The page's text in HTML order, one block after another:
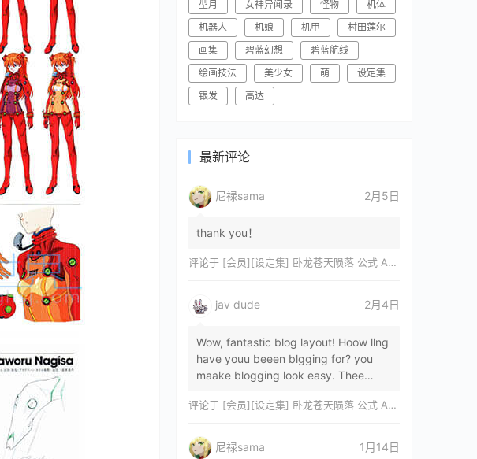
型月
女神异闻录 怪物
机体
机器人
机娘 机甲
村田莲尔
画集
碧蓝幻想
碧蓝航线
绘画技法
美少女 萌
设定集
银发
高达
最新评论
尼禄sama 2月5日
thank you！
评论于 [会员][设定集] 卧龙苍天陨落 公式 ARTWORKS[DL]
jav dude 2月4日
Wow, fantastic blog layout! Hoow llng
have youu beeen blgging for? you
maake blogging look easy. Thee
magnificent, let…
评论于 [会员][设定集] 卧龙苍天陨落 公式 ARTWORKS[DL]
尼禄sama 1月14日